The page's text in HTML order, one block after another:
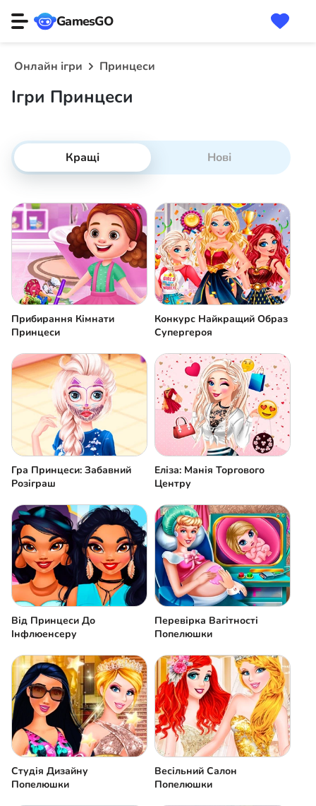
GamesGO
Онлайн ігри Принцеси
Ігри Принцеси
Кращі Нові
Прибирання Кімнати
Принцеси
Конкурс Найкращий Образ
Супергероя
Гра Принцеси: Забавний
Розіграш
Еліза: Манія Торгового
Центру
Від Принцеси До
Інфлюенсеру
Перевірка Вагітності
Попелюшки
Студія Дизайну
Попелюшки
Весільний Салон
Попелюшки